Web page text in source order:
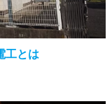
工とは